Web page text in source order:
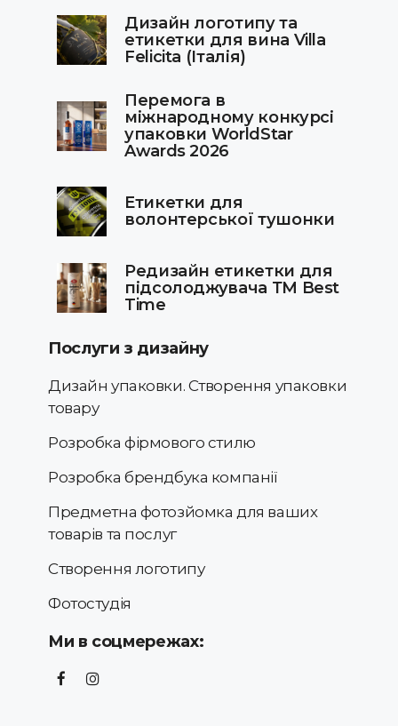
Дизайн логотипу та
етикетки для вина Villa
Felicita (Італія)
Перемога в
міжнародному конкурсі
упаковки WorldStar
Awards 2026
Етикетки для
волонтерської тушонки
Редизайн етикетки для
підсолоджувача ТМ Best
Time
Послуги з дизайну
Дизайн упаковки. Створення упаковки
товару
Розробка фірмового стилю
Розробка брендбука компанії
Предметна фотозйомка для ваших
товарів та послуг
Створення логотипу
Фотостудія
Ми в соцмережах: